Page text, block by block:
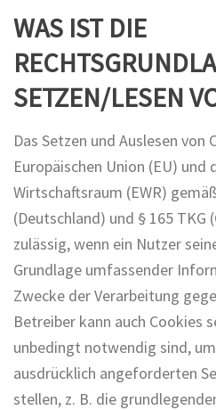
WAS IST DIE
SETZEN/LESEN
Das Setzen und Auslesen von
Europäischen Union (EU) und
Wirtschaftsraum (EWR)
(Deutschland) und § 165 TKG
zulässig, wenn ein Nutzer
Grundlage umfassender
Zwecke der Verarbeitung
Betreiber kann auch Cookies
unbedingt notwendig sind,
ausdrücklich angeforderten
stellen, z. B. die